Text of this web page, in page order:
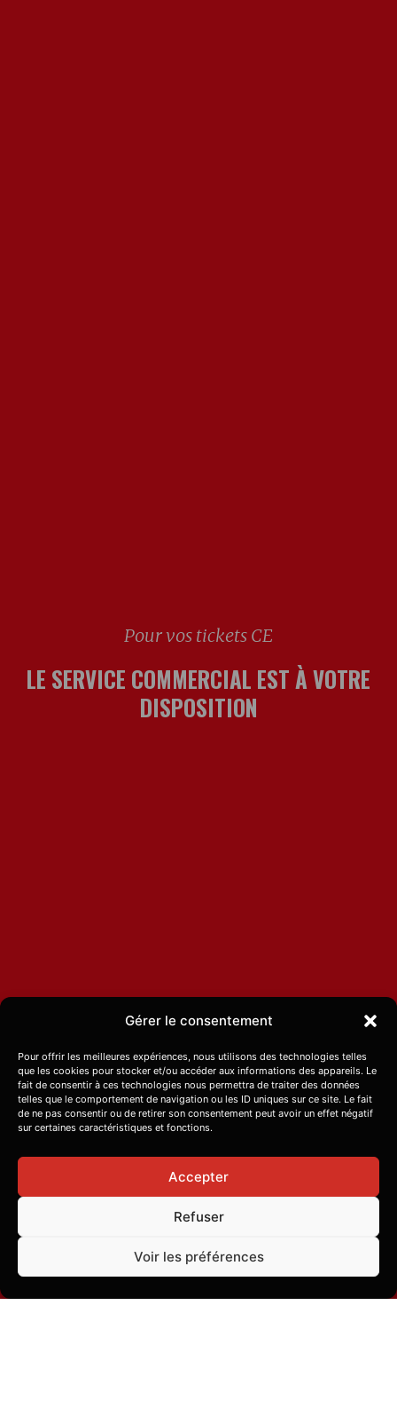
Gérer le consentement
Pour offrir les meilleures expériences, nous utilisons des technologies telles
que les cookies pour stocker et/ou accéder aux informations des appareils. Le
fait de consentir à ces technologies nous permettra de traiter des données
telles que le comportement de navigation ou les ID uniques sur ce site. Le fait
de ne pas consentir ou de retirer son consentement peut avoir un effet négatif
sur certaines caractéristiques et fonctions.
Accepter
Refuser
Voir les préférences
Pour vos tickets CE
LE SERVICE COMMERCIAL EST À VOTRE
DISPOSITION